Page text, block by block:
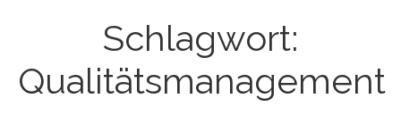
Schlagwort:
Qualitätsmanagement